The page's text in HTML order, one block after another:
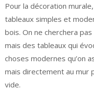
Pour la décoration
tableaux simples et
bois. On ne cherchera
mais des tableaux qui
choses modernes qu’on
mais directement au mur
vide.